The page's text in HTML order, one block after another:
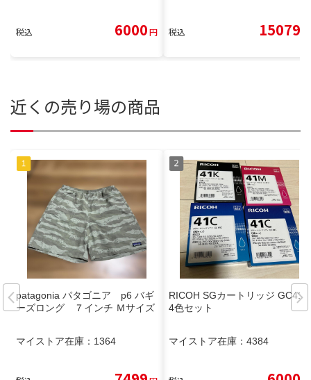
税込 6000円 税込 15079
近くの売り場の商品
patagonia パタゴニア p6 バギ
ーズロング ７インチ Ｍサイズ
マイストア在庫： 1364
RICOH SGカートリッジ GC41
4色セット
マイストア在庫： 4384